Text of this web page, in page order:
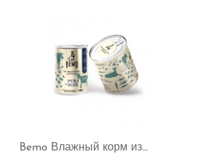
Bemo Влажный корм из